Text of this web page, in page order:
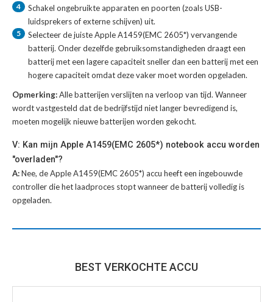
4
Schakel ongebruikte apparaten en poorten (zoals USB-
luidsprekers of externe schijven) uit.
5 Selecteer de juisteApple A1459(EMC 2605*) vervangende
batterij. Onder dezelfde gebruiksomstandigheden draagt een
batterij met een lagere capaciteit sneller dan een batterij met een
hogere capaciteit omdat deze vaker moet worden opgeladen.
Opmerking:Alle batterijen verslijten na verloop van tijd. Wanneer
wordt vastgesteld dat de bedrijfstijd niet langer bevredigend is,
moeten mogelijk nieuwe batterijen worden gekocht.
V: Kan mijn Apple A1459(EMC 2605*) notebook accu worden
"overladen"?
A:Nee, de Apple A1459(EMC 2605*) accu heeft een ingebouwde
controller die het laadproces stopt wanneer de batterij volledig is
opgeladen.
BEST VERKOCHTE ACCU